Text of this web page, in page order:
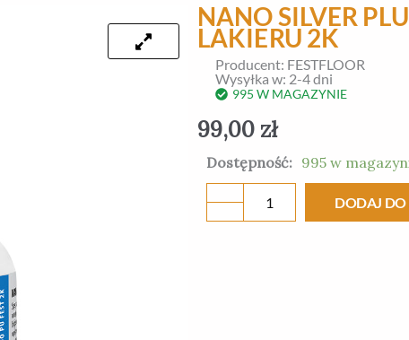
NANO SILVER
LAKIERU 2K
Producent: FESTFLOOR
Wysyłka w: 2-4 dni
995 W MAGAZYNIE
99,00 zł
Dostępność: 995 w
ilość
NANO
SILVER
DODAJ